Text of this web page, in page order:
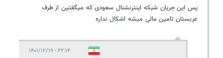
پس این جریان شبکه اینترنشنال سعودی که میگفتین از طرف
عربستان تامین مالی میشه اشکال نداره
۲۲:۱۴ - ۱۴۰۱/۱۲/۱۹